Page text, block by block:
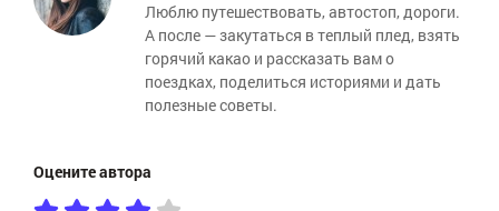
Люблю путешествовать, автостоп, дороги.
А после — закутаться в теплый плед, взять
горячий какао и рассказать вам о
поездках, поделиться историями и дать
полезные советы.
Оцените автора